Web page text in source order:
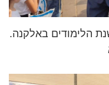
הלימודים באלקנה.